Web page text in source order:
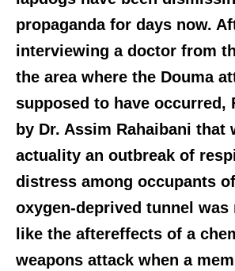
propaganda for days now.
interviewing a doctor from
the area where the Douma
supposed to have occurred,
by Dr. Assim Rahaibani that
actuality an outbreak of
distress among occupants
oxygen-deprived tunnel was
like the aftereffects of a
weapons attack when a